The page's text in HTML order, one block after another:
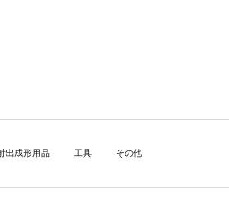
出成形用品 工具 その他